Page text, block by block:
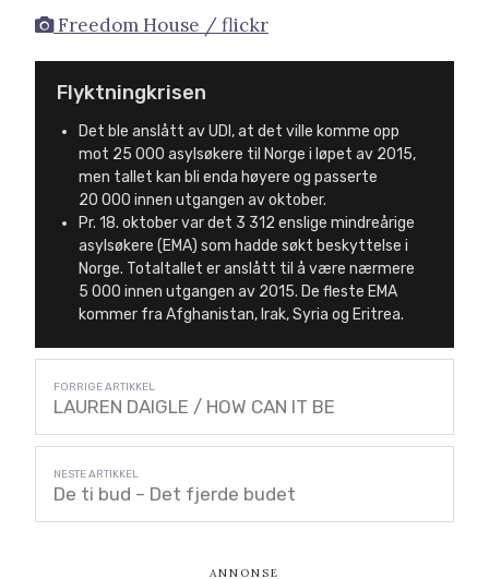
Freedom House / flickr
Flyktningkrisen
Det ble anslått av UDI, at det ville komme opp
mot 25 000 asylsøkere til Norge i løpet av 2015,
men tallet kan bli enda høyere og passerte
20 000 innen utgangen av oktober.
Pr. 18. oktober var det 3 312 enslige mindreårige
asylsøkere (EMA) som hadde søkt beskyttelse i
Norge. Totaltallet er anslått til å være nærmere
5 000 innen utgangen av 2015. De fleste EMA
kommer fra Afghanistan, Irak, Syria og Eritrea.
LAUREN DAIGLE / HOW CAN IT BE
De ti bud – Det fjerde budet